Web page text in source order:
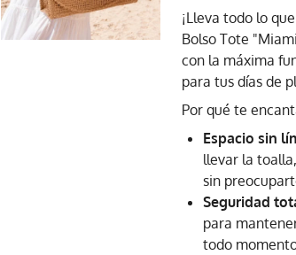
¡Lleva todo lo
Bolso Tote
con la máxima
para tus días de
Por qué te
Espacio sin
llevar la
sin
Seguridad
para
todo